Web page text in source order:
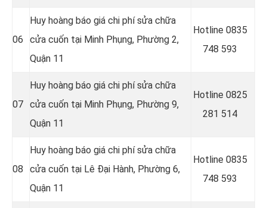
06
Huy hoàng báo giá chi phí sửa chữa
cửa cuốn tại Minh Phụng, Phường 2,
Quận 11
Hotline 0835
748 593
07
Huy hoàng báo giá chi phí sửa chữa
cửa cuốn tại Minh Phụng, Phường 9,
Quận 11
Hotline 0825
281 514
08
Huy hoàng báo giá chi phí sửa chữa
cửa cuốn tại Lê Đại Hành, Phường 6,
Quận 11
Hotline 0835
748 593